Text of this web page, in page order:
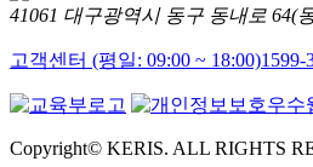
41061 대구광역시 동구 동내로 64(
고객센터 (평일: 09:00 ~ 18:00)1599-
Copyright© KERIS. ALL RIGHTS